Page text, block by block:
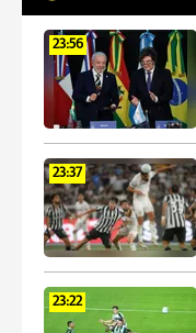
23:56
23:37
23:22